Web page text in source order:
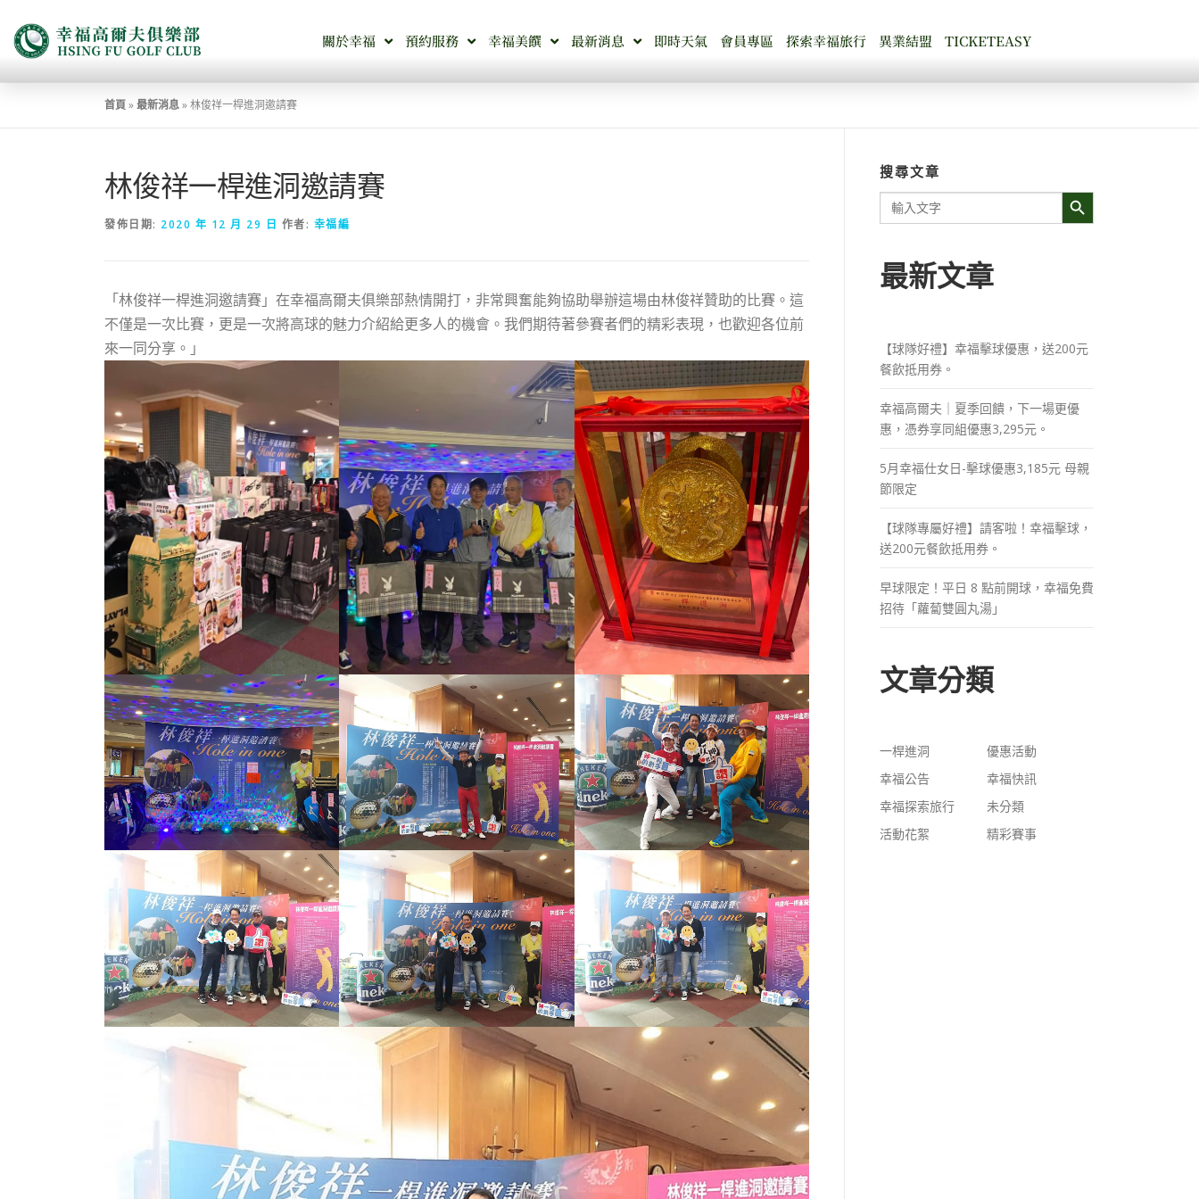
關於幸福 預約服務 幸福美饌 最新消息 即時天氣 會員專區 探索幸福旅行 異業結盟 TICKETEASY
首頁»最新消息»林俊祥一桿進洞邀請賽
林俊祥一桿進洞邀請賽
發佈日期: 2020 年 12 月 29 日 作者: 幸福編
「林俊祥一桿進洞邀請賽」在幸福高爾夫俱樂部熱情開打，非常興奮能夠協助舉辦這場由林俊祥贊助的比賽。這
不僅是一次比賽，更是一次將高球的魅力介紹給更多人的機會。我們期待著參賽者們的精彩表現，也歡迎各位前
來一同分享。」
搜尋文章
Search
for:
Search Button
最新文章
【球隊好禮】幸福擊球優惠，送200元
餐飲抵用券。
幸福高爾夫｜夏季回饋，下一場更優
惠，憑券享同組優惠3,295元。
5月幸福仕女日-擊球優惠3,185元 母親
節限定
【球隊專屬好禮】請客啦！幸福擊球，
送200元餐飲抵用券。
早球限定！平日 8 點前開球，幸福免費
招待「蘿蔔雙圓丸湯」
文章分類
一桿進洞
優惠活動
幸福公告
幸福快訊
幸福探索旅行
未分類
活動花絮
精彩賽事